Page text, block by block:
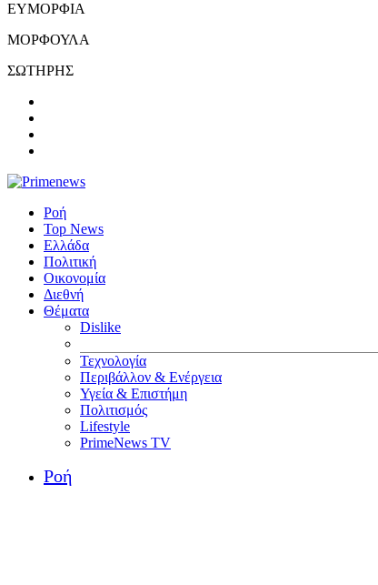
ΕΥΜΟΡΦΙΑ
ΜΟΡΦΟΥΛΑ
ΣΩΤΗΡΗΣ
Ροή
Top News
Ελλάδα
Πολιτική
Οικονομία
Διεθνή
Θέματα
Dislike
Τεχνολογία
Περιβάλλον & Ενέργεια
Υγεία & Επιστήμη
Πολιτισμός
Lifestyle
PrimeNews TV
Ροή